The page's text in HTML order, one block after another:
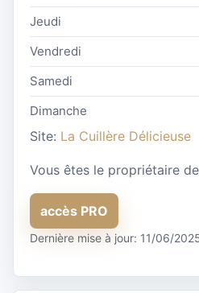
Jeudi
Vendredi
Samedi
Dimanche
Site: La Cuillère Délicieuse
Vous êtes le propriétaire
accès PRO
Dernière mise à jour: 11/06/